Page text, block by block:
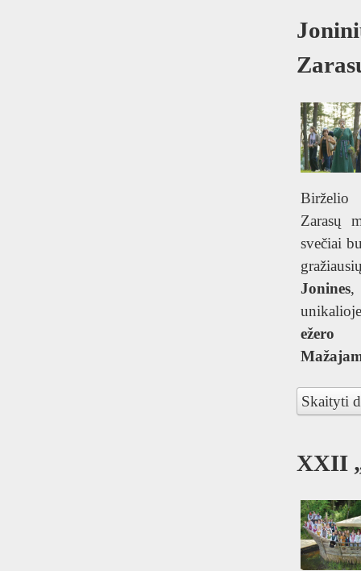
Birželio
Zarasų
svečiai
Jonines,
ežero
Skaityti
XXII